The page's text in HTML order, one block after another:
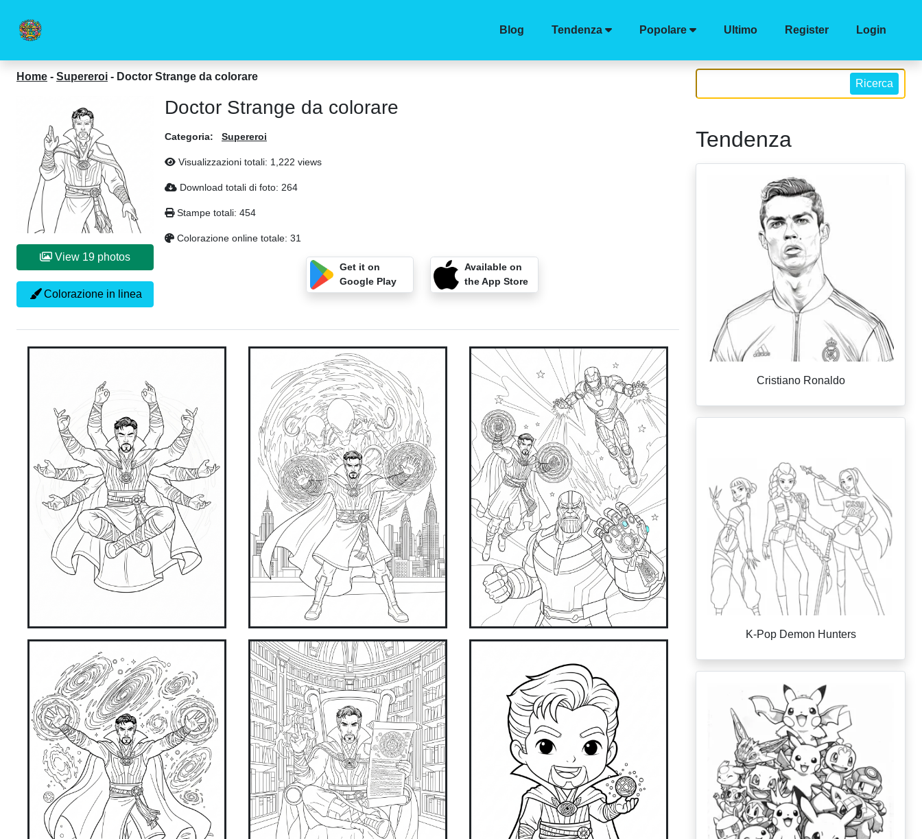
Blog Tendenza Popolare Ultimo Register Login
Home - Supereroi - Doctor Strange da colorare
View 19 photos
Colorazione in linea
Doctor Strange da colorare
Categoria: Supereroi
Visualizzazioni totali: 1,222 views
Download totali di foto: 264
Stampe totali: 454
Colorazione online totale: 31
Get it on
Google Play
Available on
the App Store
Ricerca
Tendenza
Cristiano Ronaldo
K-Pop Demon Hunters